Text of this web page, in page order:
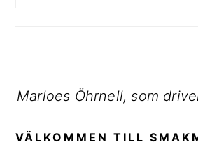
Marloes Öhrnell, som
VÄLKOMMEN TILL